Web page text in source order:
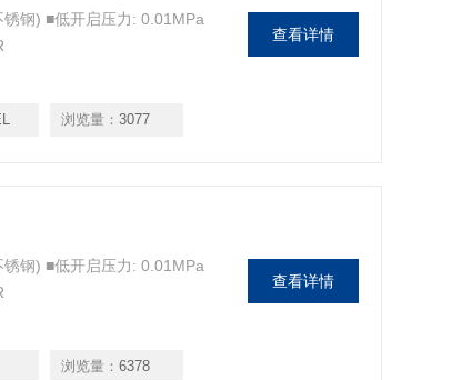
钢) ■低开启压力: 0.01MPa
浏览量： 3077
查看详情
钢) ■低开启压力: 0.01MPa
浏览量： 6378
查看详情